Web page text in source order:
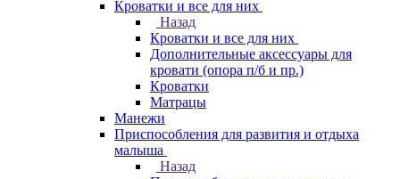
Кроватки и все для них
Назад
Кроватки и все для них
Дополнительные аксессуары для
кровати (опора п/б и пр.)
Кроватки
Матрацы
Манежи
Приспособления для развития и отдыха
малыша
Назад